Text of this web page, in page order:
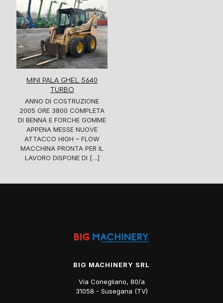
MINI PALA GHEL 5640
TURBO
ANNO DI COSTRUZIONE
2005 ORE 3800 COMPLETA
DI BENNA E FORCHE GOMME
APPENA MESSE NUOVE
ATTACCO HIGH – FLOW
MACCHINA PRONTA PER IL
LAVORO DISPONE DI […]
BIG MACHINERY SRL
Via Conegliano, 80/a
31058 - Susegana (TV)